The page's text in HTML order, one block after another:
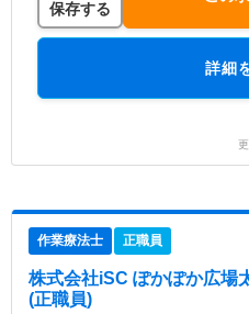
保存する
詳細
作業療法士 正職員
株式会社iSC ぽかぽか広場
(正職員)